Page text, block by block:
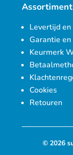
Assortiment
Levertijd
Garantie
Keurmerk
Cookies
Retouren
© 2026